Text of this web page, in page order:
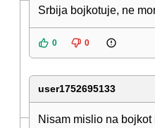
Srbija bojkotuje, ne
0 0
user1752695133
Nisam mislio na